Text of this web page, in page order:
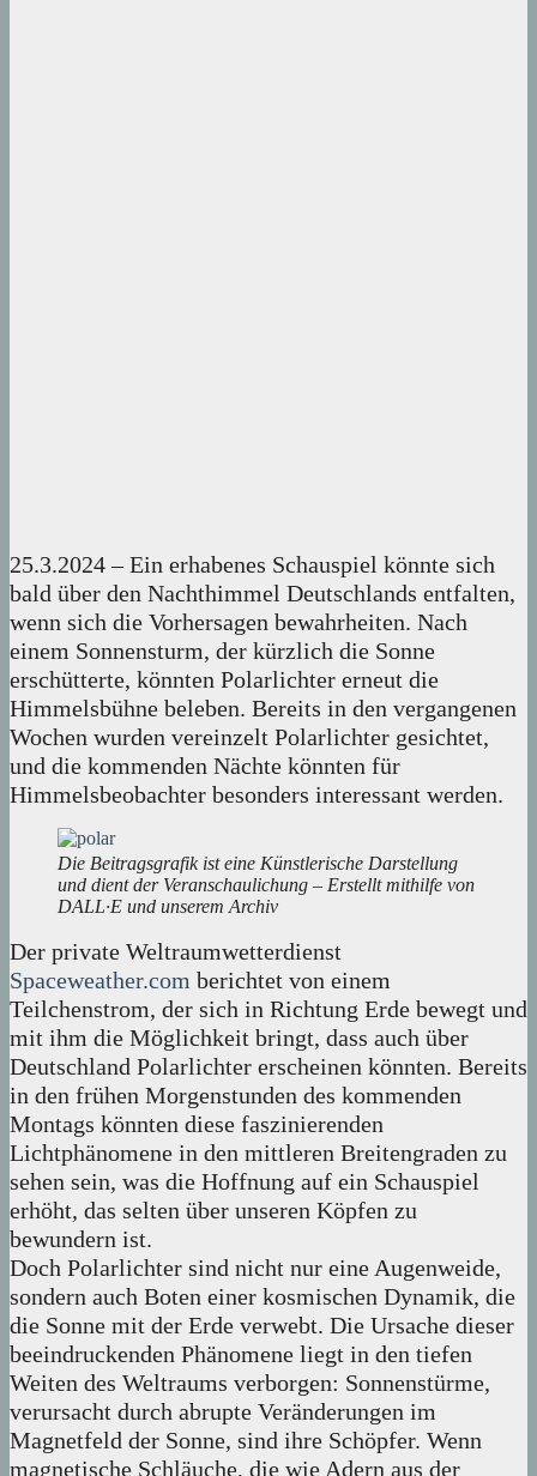
25.3.2024 – Ein erhabenes Schauspiel könnte sich
bald über den Nachthimmel Deutschlands entfalten,
wenn sich die Vorhersagen bewahrheiten. Nach
einem Sonnensturm, der kürzlich die Sonne
erschütterte, könnten Polarlichter erneut die
Himmelsbühne beleben. Bereits in den vergangenen
Wochen wurden vereinzelt Polarlichter gesichtet,
und die kommenden Nächte könnten für
Himmelsbeobachter besonders interessant werden.
Die Beitragsgrafik ist eine Künstlerische Darstellung
und dient der Veranschaulichung – Erstellt mithilfe von
DALL·E und unserem Archiv
Der private Weltraumwetterdienst
Spaceweather.com berichtet von einem
Teilchenstrom, der sich in Richtung Erde bewegt und
mit ihm die Möglichkeit bringt, dass auch über
Deutschland Polarlichter erscheinen könnten. Bereits
in den frühen Morgenstunden des kommenden
Montags könnten diese faszinierenden
Lichtphänomene in den mittleren Breitengraden zu
sehen sein, was die Hoffnung auf ein Schauspiel
erhöht, das selten über unseren Köpfen zu
bewundern ist.
Doch Polarlichter sind nicht nur eine Augenweide,
sondern auch Boten einer kosmischen Dynamik, die
die Sonne mit der Erde verwebt. Die Ursache dieser
beeindruckenden Phänomene liegt in den tiefen
Weiten des Weltraums verborgen: Sonnenstürme,
verursacht durch abrupte Veränderungen im
Magnetfeld der Sonne, sind ihre Schöpfer. Wenn
magnetische Schläuche, die wie Adern aus der